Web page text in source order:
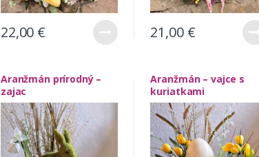
22,00 € 21,00 €
Aranžmán prírodný –
zajac
Aranžmán – vajce s
kuriatkami